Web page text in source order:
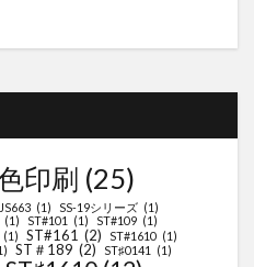
印刷 (25)
JS663 (1) SS-19シリーズ (1)
(1) ST#101 (1) ST#109 (1)
(1) ST#161 (2) ST#1610 (1)
ST＃189 (2) ST♯0141
(1)